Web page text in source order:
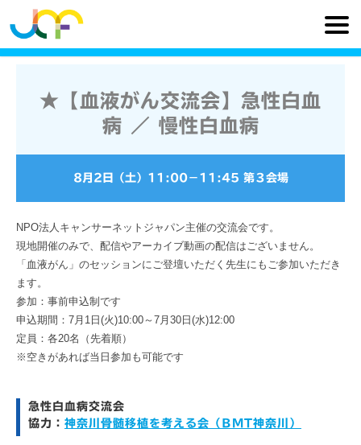
★【血液がん交流会】急性白血
病 ／ 慢性白血病
8月2日（土） 11:00− 11:45 第３会場
NPO法人キャンサーネットジャパン主催の交流会です。
現地開催のみで、配信やアーカイブ動画の配信はございません。
「血液がん」のセッションにご登壇いただく先生にもご参加いただき
ます。
参加：事前申込制です
申込期間：7月1日(火)10:00～7月30日(水)12:00
定員：各20名（先着順）
※空きがあれば当日参加も可能です
急性白血病交流会
協力： 神奈川骨髄移植を考える会（BMT神奈川）